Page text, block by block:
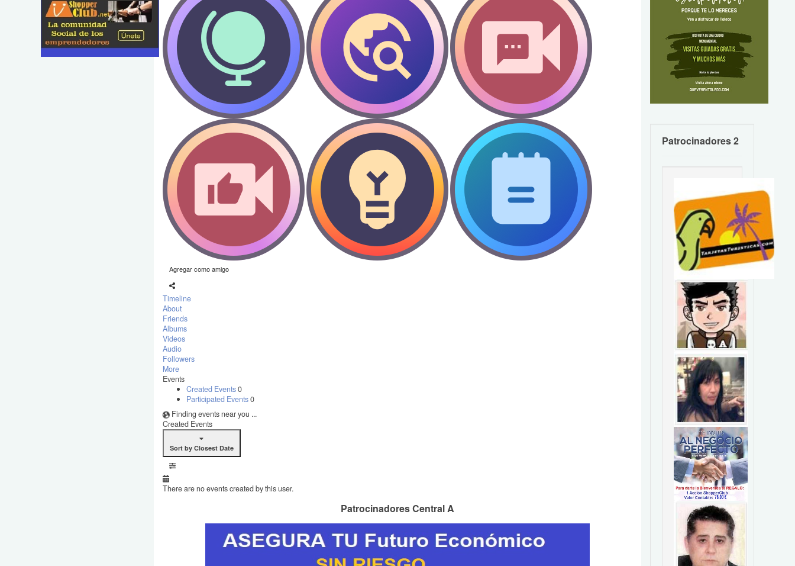
Agregar como amigo
Timeline
About
Friends
Albums
Videos
Audio
Followers
More
Events
Created Events0
Participated Events0
Finding events near you ...
Created Events
Sort by Closest Date
There are no events created by this user.
Patrocinadores Central A
Patrocinadores 2